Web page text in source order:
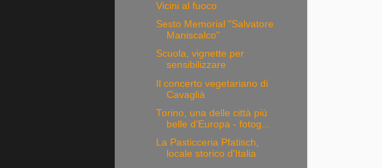
Vicini al fuoco
Sesto Memorial "Salvatore
Maniscalco"
Scuola, vignette per
sensibilizzare
Il concerto vegetariano di
Cavaglià
Torino, una delle città più
belle d'Europa - fotog...
La Pasticceria Pfatisch,
locale storico d'Italia